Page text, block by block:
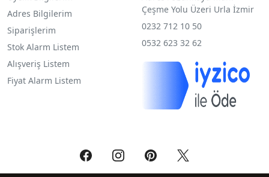
Adres Bilgilerim
Siparişlerim
Stok Alarm Listem
Alışveriş Listem
Fiyat Alarm Listem
Çeşme Yolu Üzeri Urla İzmir
0232 712 10 50
0532 623 32 62